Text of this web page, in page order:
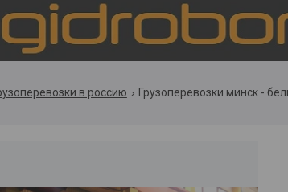
в россию Грузоперевозки минск -